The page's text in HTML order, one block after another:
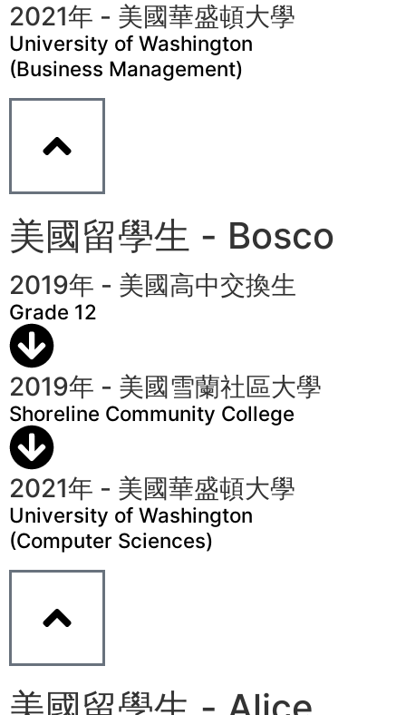
2021年 - 美國華盛頓大學
University of Washington
(Business Management)
美國留學生 - Bosco
2019年 - 美國高中交換生
Grade 12
2019年 - 美國雪蘭社區大學
Shoreline Community College
2021年 - 美國華盛頓大學
University of Washington
(Computer Sciences)